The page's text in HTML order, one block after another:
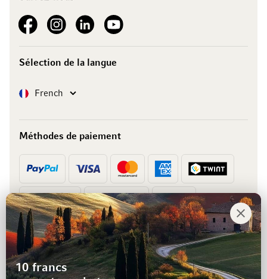
See our FacebookSee our Instagram account
See our LinkedInSee our YouTube channel
Sélection de la langue
LangueFrench
Méthodes de paiement
Prépaiement Facture
10 francs